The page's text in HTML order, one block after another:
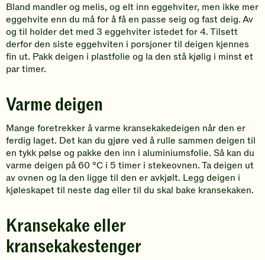
Bland mandler og melis, og elt inn eggehviter, men ikke mer
eggehvite enn du må for å få en passe seig og fast deig. Av
og til holder det med 3 eggehviter istedet for 4. Tilsett
derfor den siste eggehviten i porsjoner til deigen kjennes
fin ut. Pakk deigen i plastfolie og la den stå kjølig i minst et
par timer.
Varme deigen
Mange foretrekker å varme kransekakedeigen når den er
ferdig laget. Det kan du gjøre ved å rulle sammen deigen til
en tykk pølse og pakke den inn i aluminiumsfolie. Så kan du
varme deigen på 60 °C i 5 timer i stekeovnen. Ta deigen ut
av ovnen og la den ligge til den er avkjølt. Legg deigen i
kjøleskapet til neste dag eller til du skal bake kransekaken.
Kransekake eller
kransekakestenger